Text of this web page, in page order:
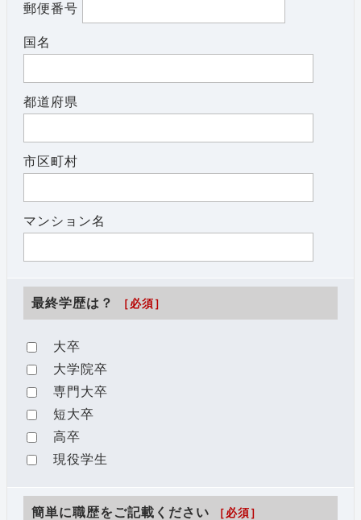
郵便番号
国名
都道府県
市区町村
マンション名
最終学歴は？ ［必須］
大卒
大学院卒
専門大卒
短大卒
高卒
現役学生
簡単に職歴をご記載ください ［必須］